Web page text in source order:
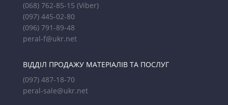
(068) 762-85-15 (Viber)
(097) 445-02-80
(096) 791-89-48
peral-f@ukr.net
ВІДДІЛ ПРОДАЖУ МАТЕРІАЛІВ ТА ПОСЛУГ
(097) 487-18-70
peral-sale@ukr.net